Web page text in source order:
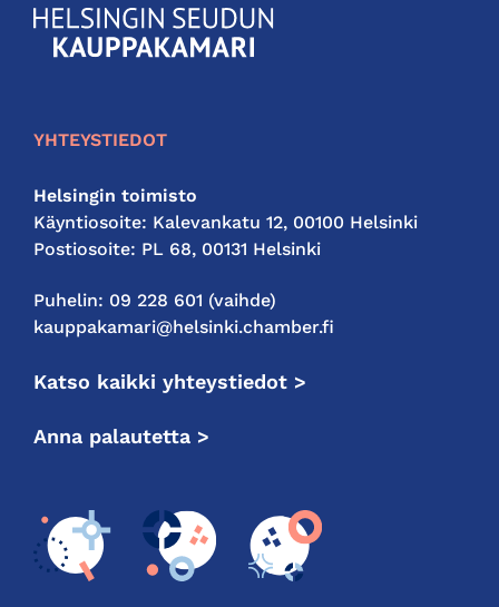
KauppakamariHelsingin
seudun
YHTEYSTIEDOT
Helsingin toimisto
Käyntiosoite: Kalevankatu 12, 00100 Helsinki
Postiosoite: PL 68, 00131 Helsinki
Puhelin: 09 228 601 (vaihde)
kauppakamari@helsinki.chamber.fi
Katso kaikki yhteystiedot >
Anna palautetta >